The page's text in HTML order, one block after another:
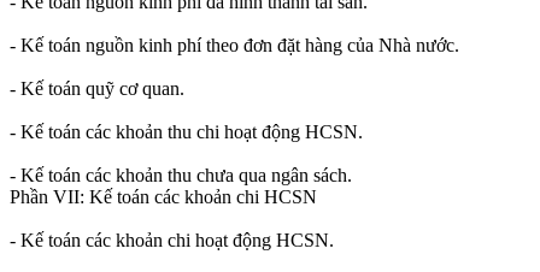
- Kế toán nguồn kinh phí theo đơn đặt hàng của Nhà nước.
- Kế toán quỹ cơ quan.
- Kế toán các khoản thu chi hoạt động HCSN.
- Kế toán các khoản thu chưa qua ngân sách.
Phần VII: Kế toán các khoản chi HCSN
- Kế toán các khoản chi hoạt động HCSN.